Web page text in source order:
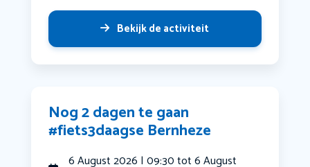
Bekijk de activiteit
Nog 2 dagen te gaan
#fiets3daagse Bernheze
6 August 2026 | 09:30 tot 6 August